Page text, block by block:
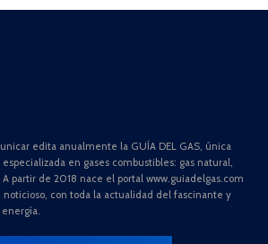
edita anualmente la GUÍA DEL GAS, única
en gases combustibles: gas natural,
A partir de 2018 nace el portal www.guiadelgas.com
con toda la actualidad del fascinante y